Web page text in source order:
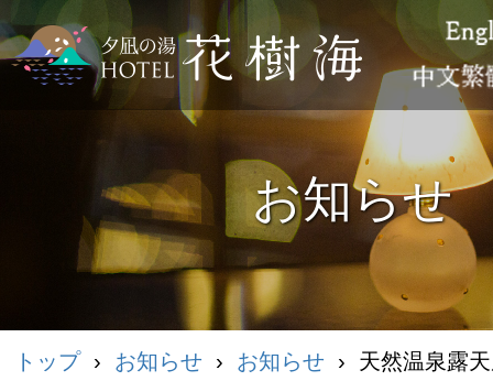
お知らせ
トップ› お知らせ › お知らせ › 天然温泉露